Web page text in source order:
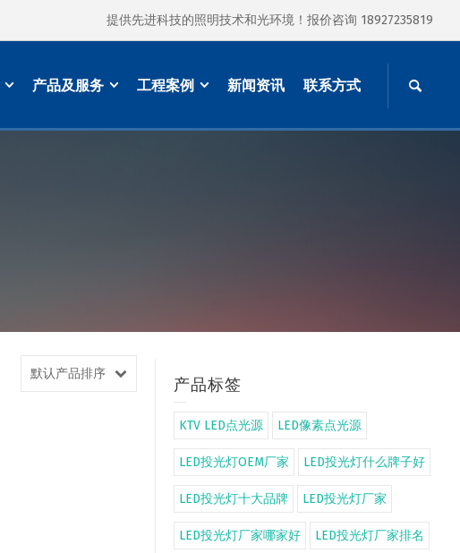
提供先进科技的照明技术和光环境！报价咨询 18927235819
产品及服务 工程案例 新闻资讯 联系方式
默认产品排序
产品标签
KTV LED点光源 LED像素点光源
LED投光灯OEM厂家 LED投光灯什么牌子好
LED投光灯十大品牌 LED投光灯厂家
LED投光灯厂家哪家好 LED投光灯厂家排名